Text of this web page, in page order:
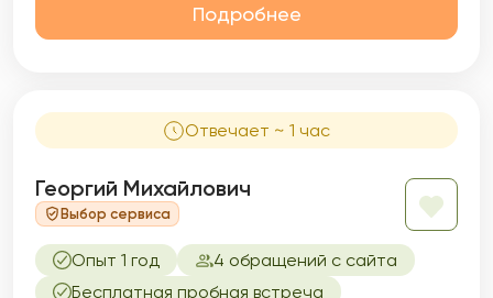
Подробнее
Отвечает ~ 1 час
Георгий Михайлович
Выбор сервиса
Опыт 1 год
4 обращений с сайта
Бесплатная пробная встреча